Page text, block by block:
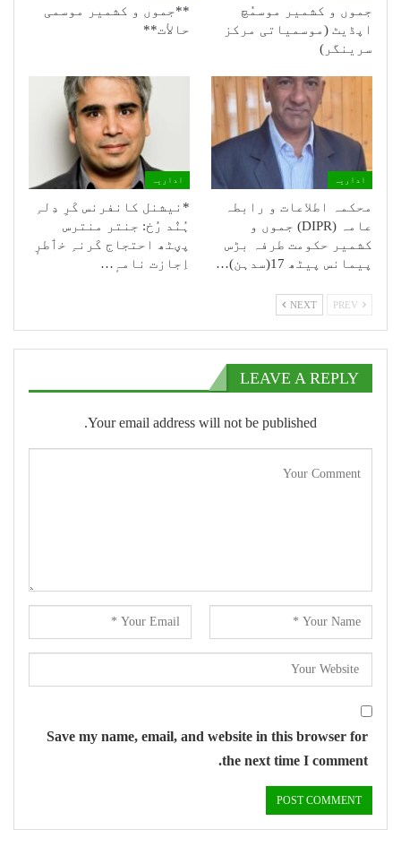
جموں و کشمیر موسمُچ
اپڈیٹ (موسمیاتی مرکز
سرینگر)
**جموں و كشمیر موسمی
حالأت**
اداریہ
محکمہ اطلاعات و رابطہ
عامہ (DIPR) جموں و
کشمیر حکومت طرفہ بڑس
پیمانس پیٹھ 17(سدہن)…
اداریہ
*نیشنل کانفرنس کَرِ دِلہِ
ہُنٛد رُخ: جنتر منترس
پؠٹھ احتجاج کَرنہِ خٲطرٕ
اِجازت نامہٕ…
NEXT
LEAVE A REPLY
Your email address will not be published.
Save my name, email, and website in this browser for
the next time I comment.